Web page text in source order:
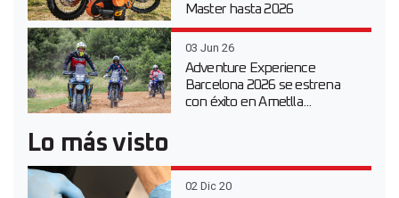
Master hasta 2026
03 Jun 26
Adventure Experience
Barcelona 2026 se estrena
con éxito en Ametlla...
Lo más visto
02 Dic 20